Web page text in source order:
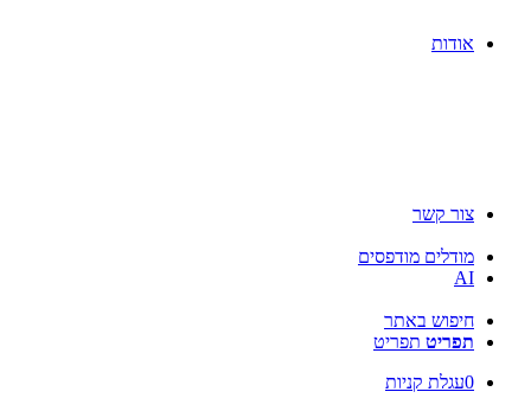
אודות
צור קשר
מודלים מודפסים
AI
חיפוש באתר
תפריט תפריט
0עגלת קניות